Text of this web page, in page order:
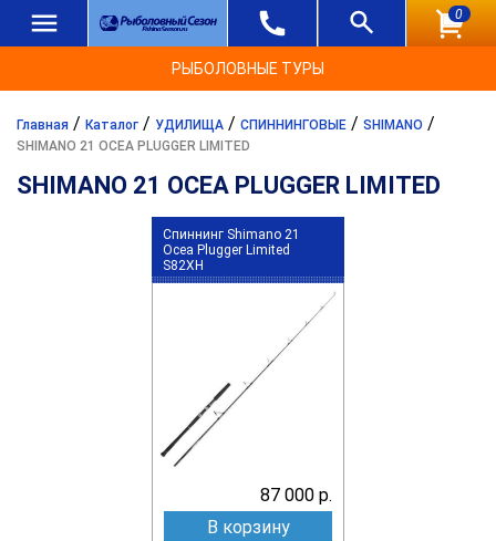
0
РЫБОЛОВНЫЕ ТУРЫ
Главная / Каталог / УДИЛИЩА / СПИННИНГОВЫЕ / SHIMANO /
SHIMANO 21 OCEA PLUGGER LIMITED
SHIMANO 21 OCEA PLUGGER LIMITED
Спиннинг Shimano 21
Ocea Plugger Limited
S82XH
87 000 р.
В корзину